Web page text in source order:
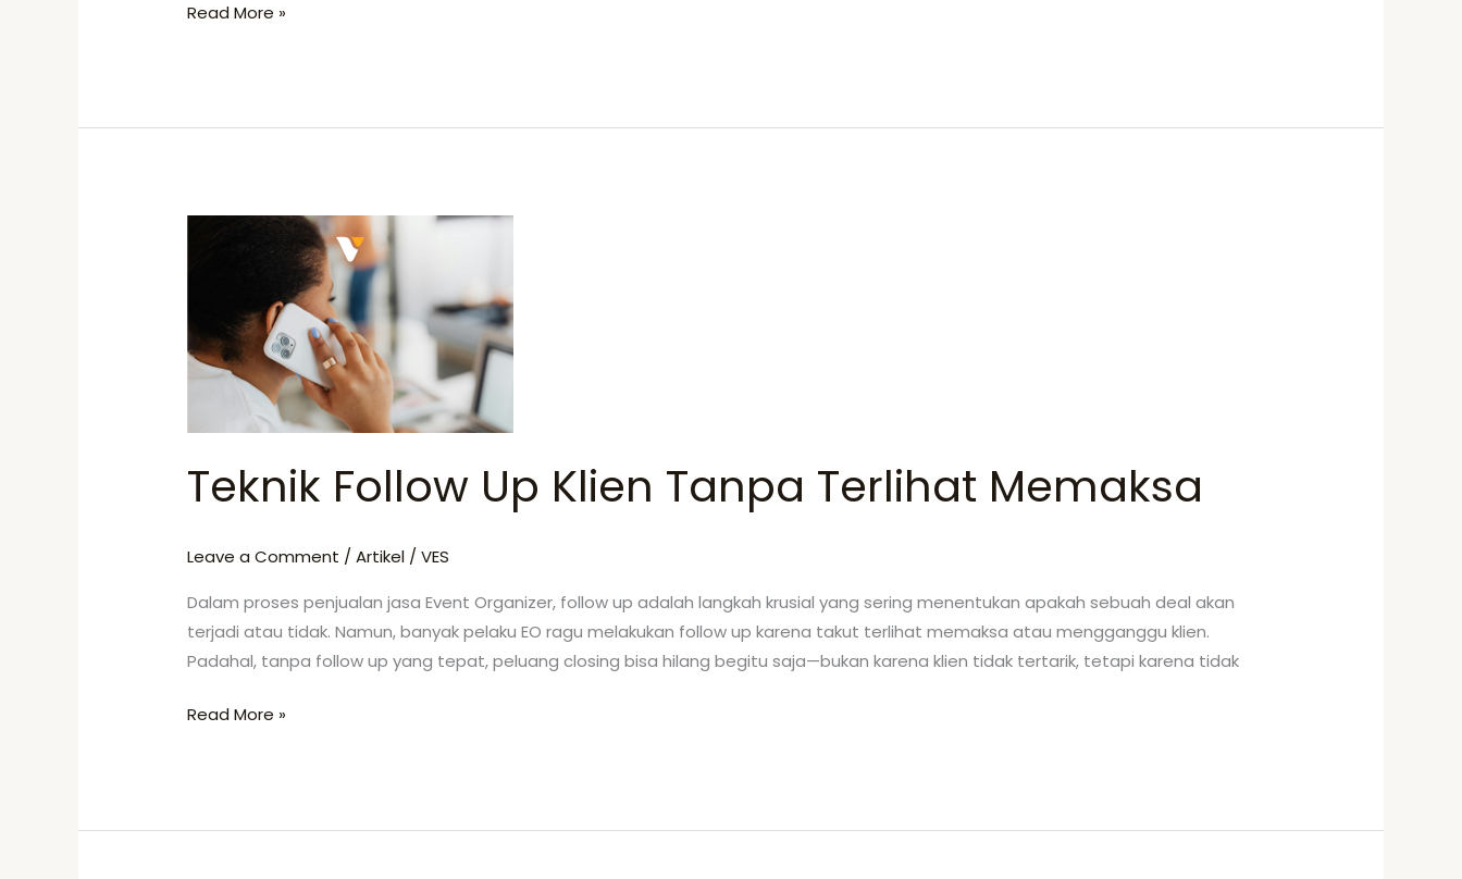
Read More »
Teknik Follow Up Klien Tanpa Terlihat Memaksa
Leave a Comment /Artikel /VES
Dalam proses penjualan jasa Event Organizer, follow up adalah langkah krusial yang sering menentukan apakah sebuah deal akan
terjadi atau tidak. Namun, banyak pelaku EO ragu melakukan follow up karena takut terlihat memaksa atau mengganggu klien.
Padahal, tanpa follow up yang tepat, peluang closing bisa hilang begitu saja—bukan karena klien tidak tertarik, tetapi karena tidak
Tanpa
Terlihat
Memaksa
Read More »